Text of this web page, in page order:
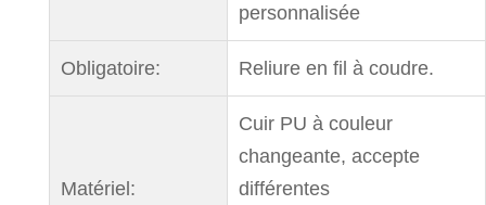
personnalisée
Obligatoire: Reliure en fil à coudre.
Matériel:
Cuir PU à couleur
changeante, accepte
différentes